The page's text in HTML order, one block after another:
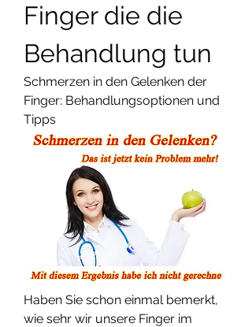
Finger die die
Behandlung tun
Schmerzen in den Gelenken der
Finger: Behandlungsoptionen und
Tipps
Haben Sie schon einmal bemerkt,
wie sehr wir unsere Finger im